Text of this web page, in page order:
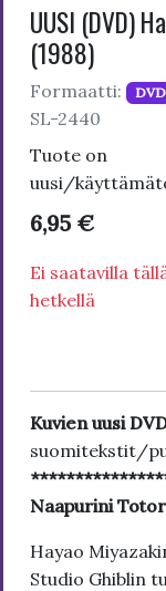
UUSI (DVD)
(1988)
Formaatti: DVD
SL-2440
Tuote on
uusi/
6,95 €
Ei saatavilla
hetkellä
Kuvien uusi
suomitekstit/
Naapurini
Hayao
Studio Ghiblin